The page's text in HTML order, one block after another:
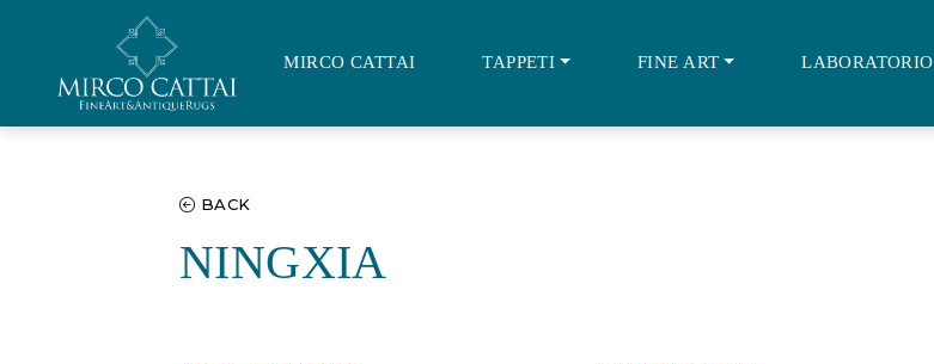
NAVIGAZIONE PRINCIPALE
MIRCO CATTAI TAPPETI FINE ART LABORATORIO
BACK
NINGXIA